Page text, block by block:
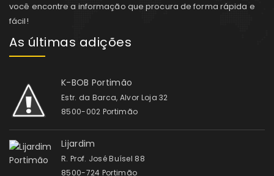
você encontre a informação que procura de forma rápida e
fácil!
As últimas adições
K-BOB Portimão
Estr. da Barca, Alvor Loja 32
8500-002 Portimão
Lijardim
R. Prof. José Buísel 88
8500-724 Portimão